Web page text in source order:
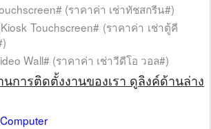
(ราคาค่า เช่าทัชสกรีน#)
Touchscreen# (ราคาค่า เช่าตู้คี
Wall# (ราคาค่า เช่าวีดีโอ วอล#)
การติดตั้งงานของเรา ดูลิงค์ด้านล่าง